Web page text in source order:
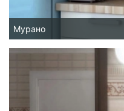
Мурано